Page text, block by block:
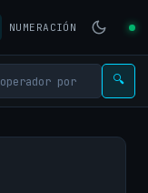
NUMERACIÓN
🔍